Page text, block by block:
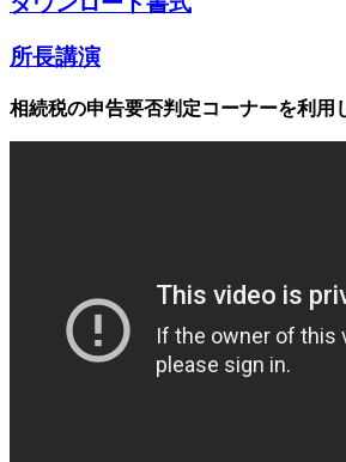
所長講演
相続税の申告要否判定コーナーを利用